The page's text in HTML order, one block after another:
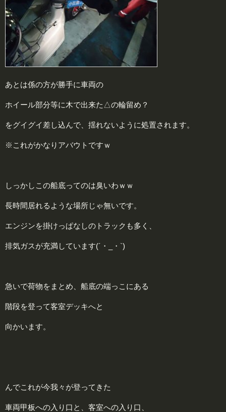
あとは係の方が勝手に車両の
ホイール部分等に木で出来た△の輪留め？
をグイグイ差し込んで、揺れないように処置されます。
※これがかなりアバウトですｗ
しっかしこの船底ってのは臭いわｗｗ
長時間居れるような場所じゃ無いです。
エンジンを掛けっぱなしのトラックも多く、
排気ガスが充満しています(´・_・`)
急いで荷物をまとめ、船底の端っこにある
階段を登って客室デッキへと
向かいます。
んでこれが今我々が登ってきた
車両甲板への入り口と、客室への入り口、